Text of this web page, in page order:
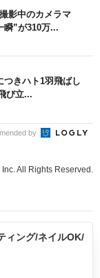
影中のカメラマ
瞬”が310万...
つきハト1羽飛ばし
び立...
by
All Rights Reserved.
ィング/ネイルOK/